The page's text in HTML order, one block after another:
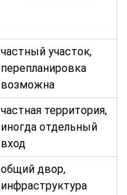
частный участок,
перепланировка
возможна
частная территория,
иногда отдельный
вход
общий двор,
инфраструктура